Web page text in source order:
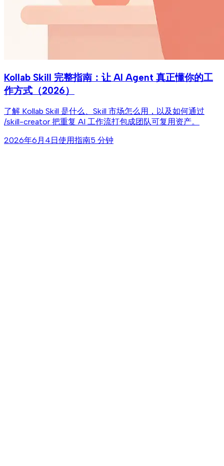
Kollab Skill 完整指南：让 AI Agent 真正懂你的工
作方式（2026）
了解 Kollab Skill 是什么、Skill 市场怎么用，以及如何通过
/skill-creator 把重复 AI 工作流打包成团队可复用资产。
2026年6月4日 使用指南5 分钟